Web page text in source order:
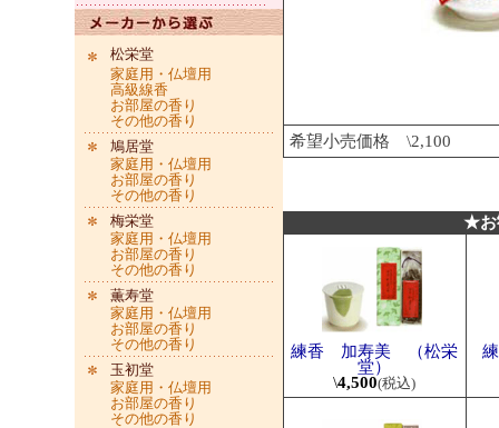
松栄堂
家庭用・仏壇用
高級線香
お部屋の香り
その他の香り
鳩居堂
家庭用・仏壇用
お部屋の香り
その他の香り
梅栄堂
家庭用・仏壇用
お部屋の香り
その他の香り
薫寿堂
家庭用・仏壇用
お部屋の香り
その他の香り
玉初堂
家庭用・仏壇用
お部屋の香り
その他の香り
希望小売価格 \2,100
★お
練香 加寿美 （松栄
堂）
\4,500(税込)